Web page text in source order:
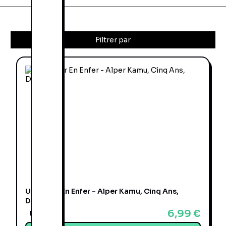
Filtrer par
Une Fleur En Enfer - Alper Kamu, Cinq Ans,
Détective
Une offre
6,99 €